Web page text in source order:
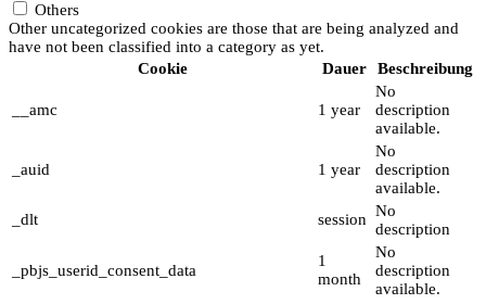
Others
Other uncategorized cookies are those that are being analyzed and
have not been classified into a category as yet.
Cookie
Dauer Beschreibung
__amc 1 year
No
description
available.
_auid 1 year
No
description
available.
_dlt
session No
description
_pbjs_userid_consent_data
1
month
No
description
available.